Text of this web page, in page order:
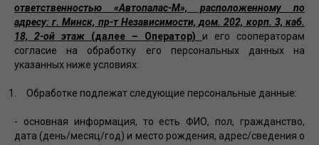
ответственностью «Автопалас-М», расположенному по
адресу: г. Минск, пр-т Независимости, дом. 202, корп. 3, каб.
18, 2-ой этаж (далее – Оператор) и его сооператорам
согласие на обработку его персональных данных на
указанных ниже условиях:
Обработке подлежат следующие персональные данные:
- основная информация, то есть ФИО, пол, гражданство,
дата (день/месяц/год) и место рождения, адрес/сведения о